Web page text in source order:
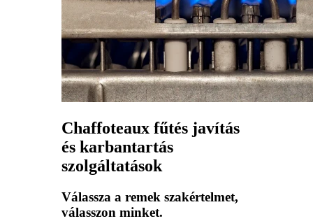
Chaffoteaux fűtés javítás
és karbantartás
szolgáltatások
Válassza a remek szakértelmet,
válasszon minket.